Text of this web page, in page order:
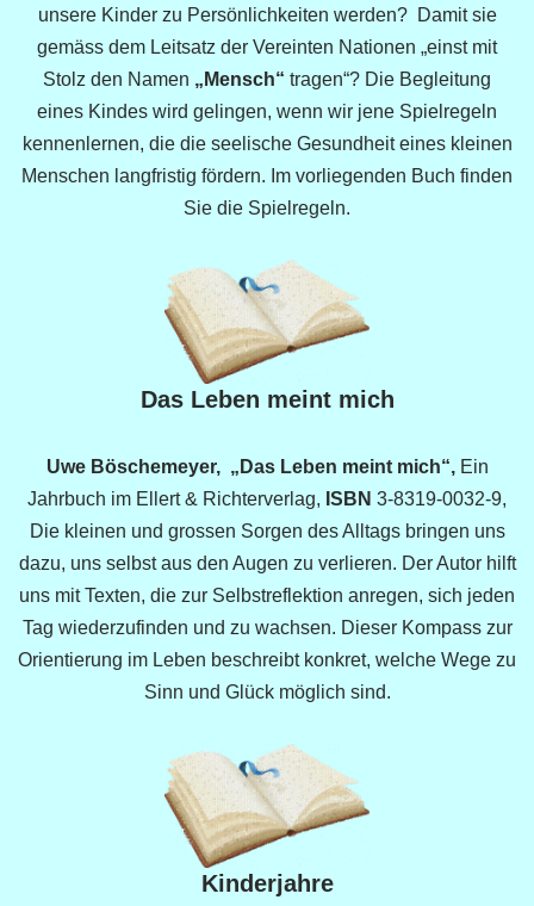
unsere Kinder zu Persönlichkeiten werden? Damit sie
gemäss dem Leitsatz der Vereinten Nationen „einst mit
Stolz den Namen „Mensch“ tragen“? Die Begleitung
eines Kindes wird gelingen, wenn wir jene Spielregeln
kennenlernen, die die seelische Gesundheit eines kleinen
Menschen langfristig fördern. Im vorliegenden Buch finden
Sie die Spielregeln.
Das Leben meint mich
Uwe Böschemeyer, „Das Leben meint mich“, Ein
Jahrbuch im Ellert & Richterverlag, ISBN 3-8319-0032-9,
Die kleinen und grossen Sorgen des Alltags bringen uns
dazu, uns selbst aus den Augen zu verlieren. Der Autor hilft
uns mit Texten, die zur Selbstreflektion anregen, sich jeden
Tag wiederzufinden und zu wachsen. Dieser Kompass zur
Orientierung im Leben beschreibt konkret, welche Wege zu
Sinn und Glück möglich sind.
Kinderjahre